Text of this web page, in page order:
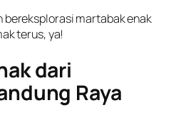
bereksplorasi martabak enak
terus, ya!
dari
Raya